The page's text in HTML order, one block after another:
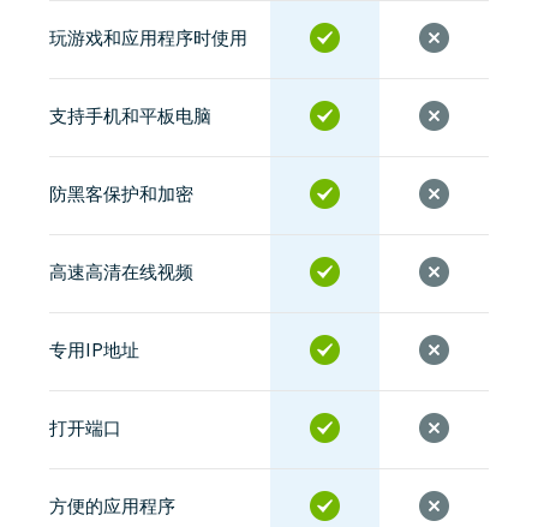
玩游戏和应用程序时使用
支持手机和平板电脑
防黑客保护和加密
高速高清在线视频
专用IP地址
打开端口
方便的应用程序